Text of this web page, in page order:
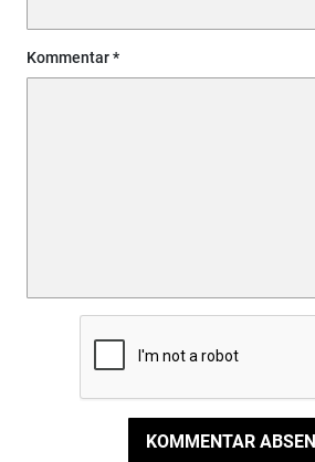
Kommentar
KOMMENTAR